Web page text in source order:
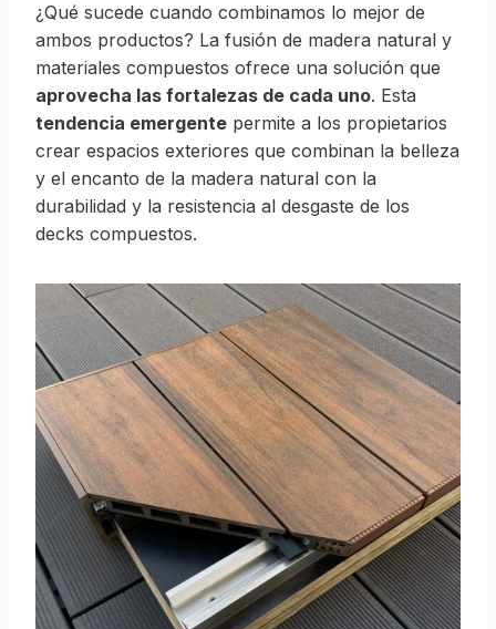
¿Qué sucede cuando combinamos lo mejor de
ambos productos? La fusión de madera natural y
materiales compuestos ofrece una solución que
aprovecha las fortalezas de cada uno. Esta
tendencia emergente permite a los propietarios
crear espacios exteriores que combinan la belleza
y el encanto de la madera natural con la
durabilidad y la resistencia al desgaste de los
decks compuestos.